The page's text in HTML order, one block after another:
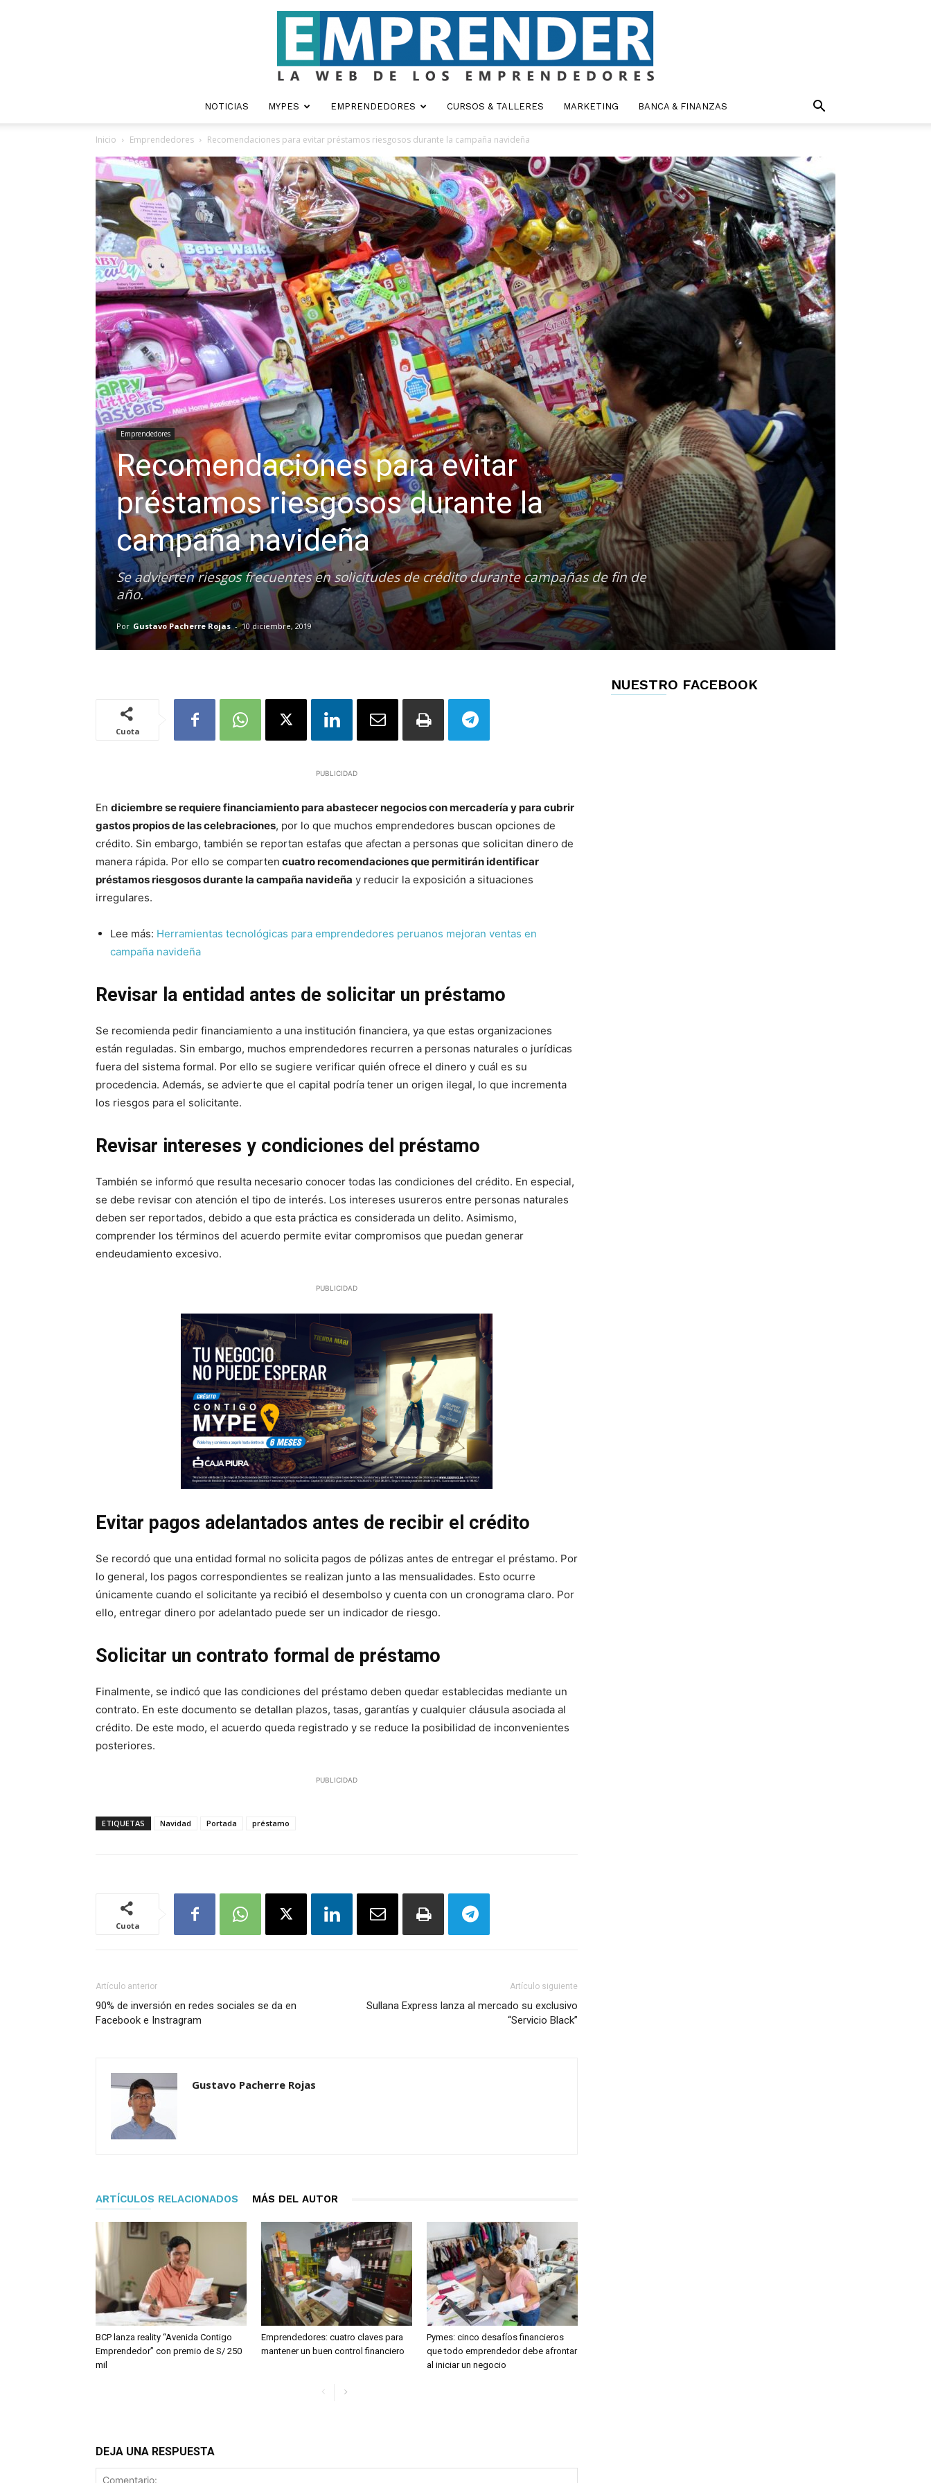
NOTICIAS MYPES EMPRENDEDORES CURSOS & TALLERES MARKETING BANCA & FINANZAS
Inicio Emprendedores Recomendaciones para evitar préstamos riesgosos durante la campaña navideña
Emprendedores
Recomendaciones para evitar
préstamos riesgosos durante la
campaña navideña
Se advierten riesgos frecuentes en solicitudes de crédito durante campañas de fin de
año.
Por Gustavo Pacherre Rojas - 10 diciembre, 2019
Cuota
PUBLICIDAD
En diciembre se requiere financiamiento para abastecer negocios con mercadería y para cubrir
gastos propios de las celebraciones, por lo que muchos emprendedores buscan opciones de
crédito. Sin embargo, también se reportan estafas que afectan a personas que solicitan dinero de
manera rápida. Por ello se comparten cuatro recomendaciones que permitirán identificar
préstamos riesgosos durante la campaña navideña y reducir la exposición a situaciones
irregulares.
Lee más: Herramientas tecnológicas para emprendedores peruanos mejoran ventas en
campaña navideña
Revisar la entidad antes de solicitar un préstamo
Se recomienda pedir financiamiento a una institución financiera, ya que estas organizaciones
están reguladas. Sin embargo, muchos emprendedores recurren a personas naturales o jurídicas
fuera del sistema formal. Por ello se sugiere verificar quién ofrece el dinero y cuál es su
procedencia. Además, se advierte que el capital podría tener un origen ilegal, lo que incrementa
los riesgos para el solicitante.
Revisar intereses y condiciones del préstamo
También se informó que resulta necesario conocer todas las condiciones del crédito. En especial,
se debe revisar con atención el tipo de interés. Los intereses usureros entre personas naturales
deben ser reportados, debido a que esta práctica es considerada un delito. Asimismo,
comprender los términos del acuerdo permite evitar compromisos que puedan generar
endeudamiento excesivo.
PUBLICIDAD
Evitar pagos adelantados antes de recibir el crédito
Se recordó que una entidad formal no solicita pagos de pólizas antes de entregar el préstamo. Por
lo general, los pagos correspondientes se realizan junto a las mensualidades. Esto ocurre
únicamente cuando el solicitante ya recibió el desembolso y cuenta con un cronograma claro. Por
ello, entregar dinero por adelantado puede ser un indicador de riesgo.
Solicitar un contrato formal de préstamo
Finalmente, se indicó que las condiciones del préstamo deben quedar establecidas mediante un
contrato. En este documento se detallan plazos, tasas, garantías y cualquier cláusula asociada al
crédito. De este modo, el acuerdo queda registrado y se reduce la posibilidad de inconvenientes
posteriores.
PUBLICIDAD
ETIQUETAS Navidad Portada préstamo
Cuota
Artículo anterior
90% de inversión en redes sociales se da en
Facebook e Instragram
Artículo siguiente
Sullana Express lanza al mercado su exclusivo
“Servicio Black”
Gustavo Pacherre Rojas
ARTÍCULOS RELACIONADOS MÁS DEL AUTOR
BCP lanza reality “Avenida Contigo
Emprendedor” con premio de S/ 250
mil
Emprendedores: cuatro claves para
mantener un buen control financiero
Pymes: cinco desafíos financieros
que todo emprendedor debe afrontar
al iniciar un negocio
DEJA UNA RESPUESTA
NUESTRO FACEBOOK